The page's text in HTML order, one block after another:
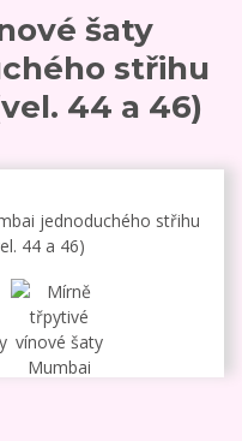
šaty
střihu
44 a 46)